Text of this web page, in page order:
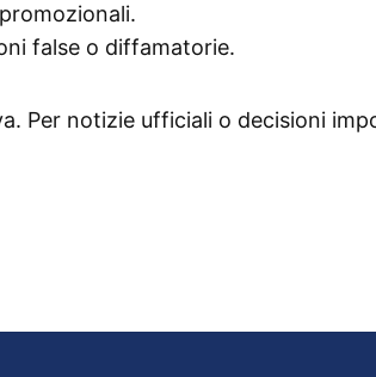
false o diffamatorie.
Per notizie ufficiali o decisioni